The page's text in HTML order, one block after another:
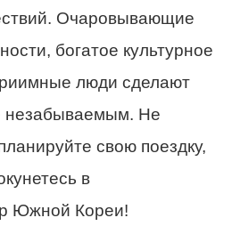
Очаровывающие
богатое культурное
люди сделают
незабываемым. Не
свою поездку,
в
Южной Кореи!